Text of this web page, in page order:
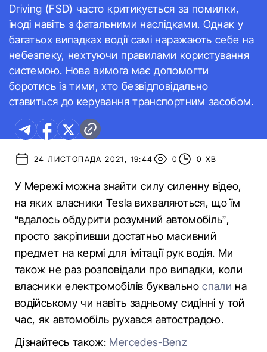
Driving (FSD) часто критикується за помилки,
іноді навіть з фатальними наслідками. Однак у
багатьох випадках водії самі наражають себе на
небезпеку, нехтуючи правилами користування
системою. Нова вимога має допомогти
боротись із тими, хто безвідповідально
ставиться до керування транспортним засобом.
24 ЛИСТОПАДА 2021, 19:44 0 0 ХВ
У Мережі можна знайти силу силенну відео,
на яких власники Tesla вихваляються, що їм
“вдалось обдурити розумний автомобіль”,
просто закріпивши достатньо масивний
предмет на кермі для імітації рук водія. Ми
також не раз розповідали про випадки, коли
власники електромобілів буквальноспали на
водійському чи навіть задньому сидінні у той
час, як автомобіль рухався автострадою.
Дізнайтесь також: Mercedes-Benz